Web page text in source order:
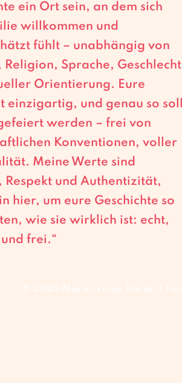
ein Ort sein, an dem sich
willkommen und
fühlt – unabhängig von
Religion, Sprache, Geschlecht
Orientierung. Eure
einzigartig, und genau so soll
werden – frei von
Konventionen, voller
Meine Werte sind
Respekt und Authentizität,
hier, um eure Geschichte so
wie sie wirklich ist: echt,
frei.“